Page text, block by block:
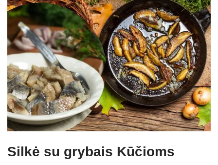
Silkė su grybais Kūčioms